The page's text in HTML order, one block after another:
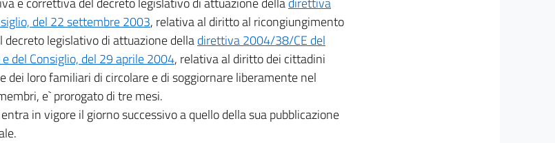
del 22 settembre 2003, relativa al diritto al ricongiungimento
legislativo di attuazione delladirettiva 2004/38/CE del
del Consiglio, del 29 aprile 2004, relativa al diritto dei cittadini
dei loro familiari di circolare e di soggiornare liberamente nel
e` prorogato di tre mesi.
in vigore il giorno successivo a quello della sua pubblicazione